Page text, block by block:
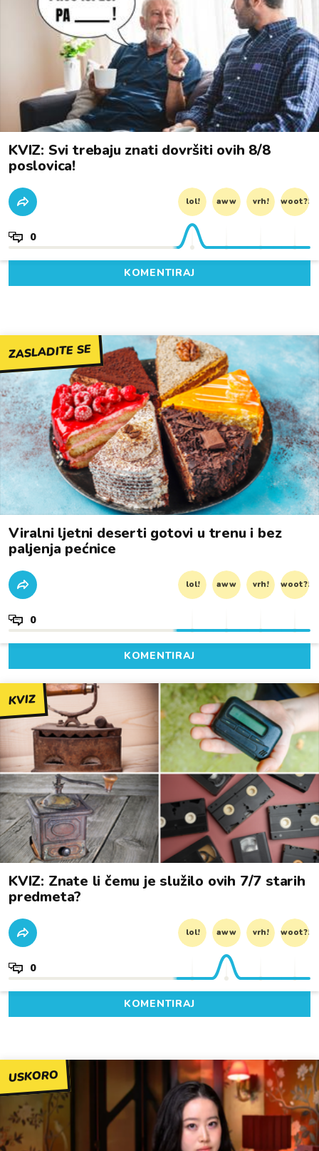
KVIZ: Svi trebaju znati dovršiti ovih 8/8
poslovica!
lol! aww vrh! woot?!
0
KOMENTIRAJ
ZASLADITE SE
Viralni ljetni deserti gotovi u trenu i bez
paljenja pećnice
lol! aww vrh! woot?!
0
KOMENTIRAJ
KVIZ
KVIZ: Znate li čemu je služilo ovih 7/7 starih
predmeta?
lol! aww vrh! woot?!
0
KOMENTIRAJ
USKORO